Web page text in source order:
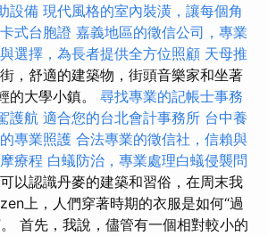
設備 現代風格的室內裝潢，讓每個角
式台胞證 嘉義地區的徵信公司，專業
選擇，為長者提供全方位照顧 天母推
，舒適的建築物，街頭音樂家和坐著
的大學小鎮。 尋找專業的記帳士事務
護航 適合您的台北會計事務所 台中養
專業照護 合法專業的徵信社，信賴與
療程 白蟻防治，專業處理白蟻侵襲問
以認識丹麥的建築和習俗，在周末我
上，人們穿著時期的衣服是如何“過
首先，我說，儘管有一個相對較小的